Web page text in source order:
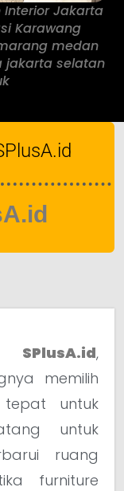
Interior Jakarta
Karawang
medan
jakarta selatan
SPlusA.id,
memilih
untuk
untuk
ruang
furniture